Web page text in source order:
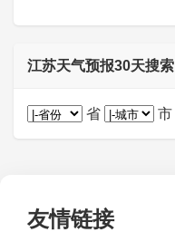
江苏天气预报30天搜索
省 市
友情链接